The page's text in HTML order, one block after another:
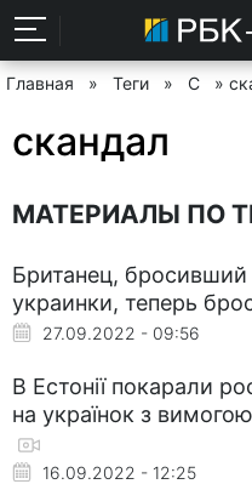
Главная » Теги » С »
скандал
МАТЕРИАЛЫ ПО
Британец,
украинки, теперь
27.09.2022 - 09:56
В Естонії покарали
на українок з
16.09.2022 - 12:25